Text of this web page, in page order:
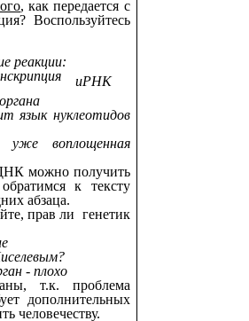
, как передается с
Воспользуйтесь
реакции:
нскрипция иРНК
язык нуклеотидов
воплощенная
можно получить
к тексту
абзаца.
прав ли генетик
- плохо
т.к. проблема
дополнительных
человечеству.